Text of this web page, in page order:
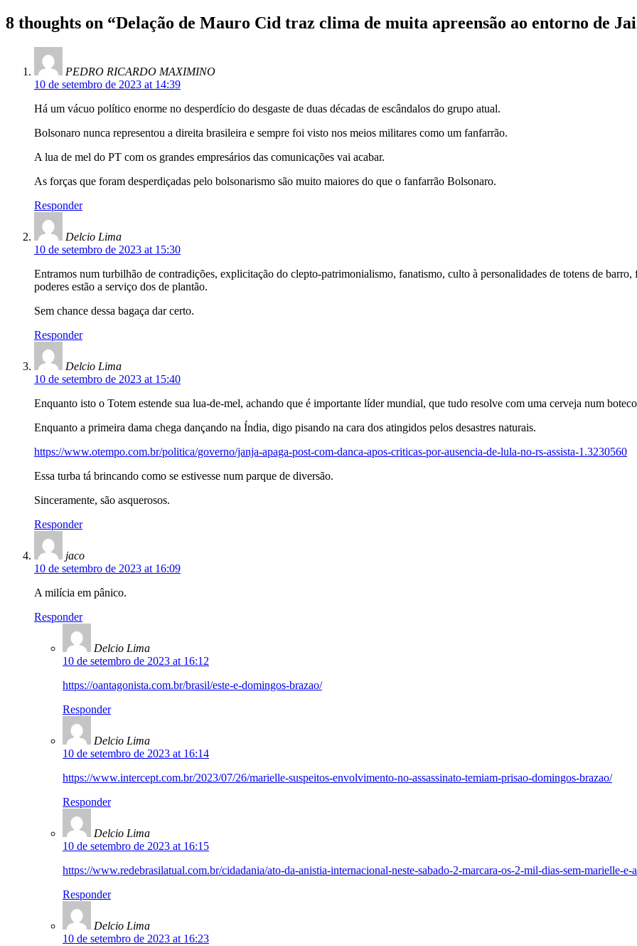
8 thoughts on “Delação de Mauro Cid traz clima de muita apreensão ao entorno de
PEDRO RICARDO MAXIMINO
10 de setembro de 2023 at 14:39
Há um vácuo político enorme no desperdício do desgaste de duas décadas de escândalos do grupo atual.
Bolsonaro nunca representou a direita brasileira e sempre foi visto nos meios militares como um fanfarrão.
A lua de mel do PT com os grandes empresários das comunicações vai acabar.
As forças que foram desperdiçadas pelo bolsonarismo são muito maiores do que o fanfarrão Bolsonaro.
Responder
Delcio Lima
10 de setembro de 2023 at 15:30
Entramos num turbilhão de contradições, explicitação do clepto-patrimonialismo, fanatismo, culto à personalidades de totens de
poderes estão a serviço dos de plantão.
Sem chance dessa bagaça dar certo.
Responder
Delcio Lima
10 de setembro de 2023 at 15:40
Enquanto isto o Totem estende sua lua-de-mel, achando que é importante líder mundial, que tudo resolve com uma cerveja num
Enquanto a primeira dama chega dançando na Índia, digo pisando na cara dos atingidos pelos desastres naturais.
https://www.otempo.com.br/politica/governo/janja-apaga-post-com-danca-apos-criticas-por-ausencia-de-lula-no-rs-assista-1.3230560
Essa turba tá brincando como se estivesse num parque de diversão.
Sinceramente, são asquerosos.
Responder
jaco
10 de setembro de 2023 at 16:09
A milícia em pânico.
Responder
Delcio Lima
10 de setembro de 2023 at 16:12
https://oantagonista.com.br/brasil/este-e-domingos-brazao/
Responder
Delcio Lima
10 de setembro de 2023 at 16:14
https://www.intercept.com.br/2023/07/26/marielle-suspeitos-envolvimento-no-assassinato-temiam-prisao-domingos-brazao/
Responder
Delcio Lima
10 de setembro de 2023 at 16:15
https://www.redebrasilatual.com.br/cidadania/ato-da-anistia-internacional-neste-sabado-2-marcara-os-2-mil-dias-sem-marielle-e-
Responder
Delcio Lima
10 de setembro de 2023 at 16:23